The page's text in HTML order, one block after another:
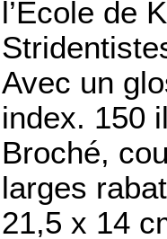
l’Ecole de
Avec un
index. 150
Broché,
larges
21,5 x 14